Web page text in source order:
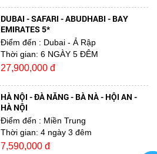
DUBAI - SAFARI - ABUDHABI - BAY
EMIRATES 5*
Điểm đến : Dubai - Ả Rập
Thời gian: 6 NGÀY 5 ĐÊM
27,900,000 đ
HÀ NỘI - ĐÀ NẴNG - BÀ NÀ - HỘI AN -
HÀ NỘI
Điểm đến : Miền Trung
Thời gian: 4 ngày 3 đêm
7,590,000 đ